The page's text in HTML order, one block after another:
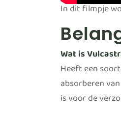
In dit filmpje
Wat is
Heeft een
absorberen
is voor de